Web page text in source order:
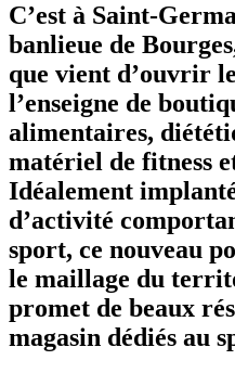
C’est à Saint-
banlieue de
que vient d’ouvrir
l’enseigne de
alimentaires,
matériel de fitness
Idéalement
d’activité
sport, ce nouveau
le maillage du
promet de beaux
magasin dédiés au